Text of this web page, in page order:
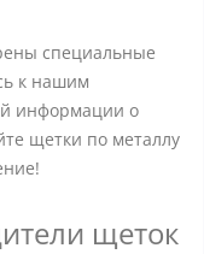
специальные
к нашим
информации о
щетки по металлу
щеток